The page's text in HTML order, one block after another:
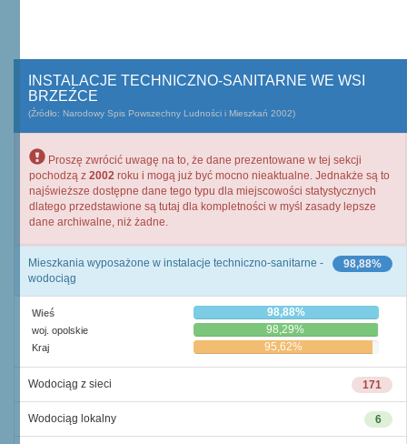
INSTALACJE TECHNICZNO-SANITARNE WE WSI
BRZEŹCE
(Źródło: Narodowy Spis Powszechny Ludności i Mieszkań 2002)
Proszę zwrócić uwagę na to, że dane prezentowane w tej sekcji
pochodzą z 2002 roku i mogą już być mocno nieaktualne. Jednakże są to
najświeższe dostępne dane tego typu dla miejscowości statystycznych
dlatego przedstawione są tutaj dla kompletności w myśl zasady lepsze
dane archiwalne, niż żadne.
98,88%
Mieszkania wyposażone w instalacje techniczno-sanitarne -
wodociąg
Wieś 98,88%
woj. opolskie 98,29%
Kraj 95,62%
171
Wodociąg z sieci
6
Wodociąg lokalny